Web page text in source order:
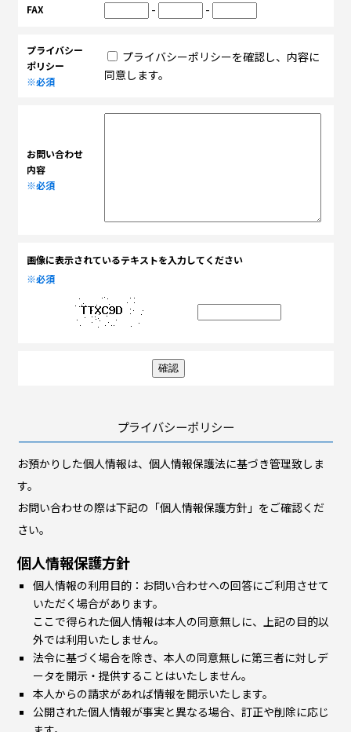
FAX - -
プライバシー
ポリシー
※必須
プライバシーポリシーを確認し、内容に
同意します。
お問い合わせ
内容
※必須
画像に表示されているテキストを入力してください
※必須
プライバシーポリシー
お預かりした個人情報は、個人情報保護法に基づき管理致しま
す。
お問い合わせの際は下記の「個人情報保護方針」をご確認くだ
さい。
個人情報保護方針
個人情報の利用目的：お問い合わせへの回答にご利用させて
いただく場合があります。
ここで得られた個人情報は本人の同意無しに、上記の目的以
外では利用いたしません。
法令に基づく場合を除き、本人の同意無しに第三者に対しデ
ータを開示・提供することはいたしません。
本人からの請求があれば情報を開示いたします。
公開された個人情報が事実と異なる場合、訂正や削除に応じ